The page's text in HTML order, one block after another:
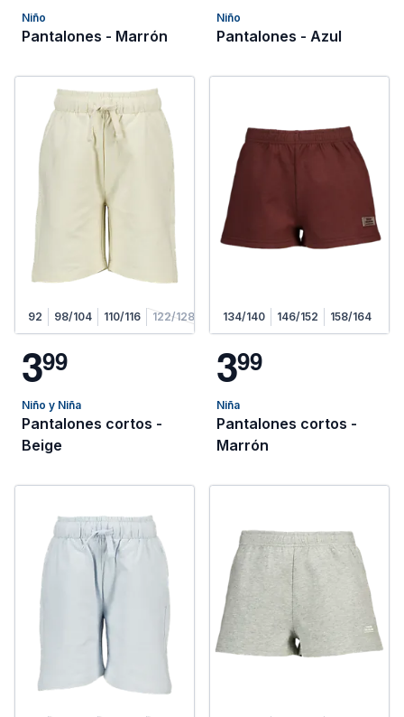
Niño
Pantalones - Marrón
Niño
Pantalones - Azul
92 98/104 110/116 122/128
399
Niño y Niña
Pantalones cortos -
Beige
134/140 146/152 158/164
399
Niña
Pantalones cortos -
Marrón